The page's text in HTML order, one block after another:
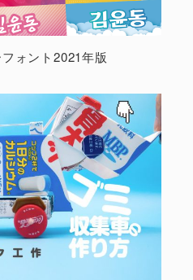
ォント2021年版